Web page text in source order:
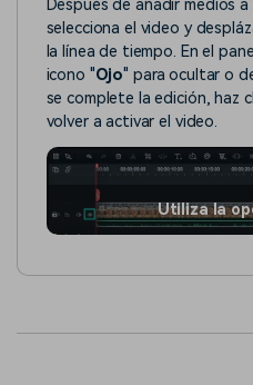
Después de añadir medios
selecciona el video y
la línea de tiempo. En el
icono "Ojo" para ocultar o
se complete la edición, haz
volver a activar el video.
Utiliza la